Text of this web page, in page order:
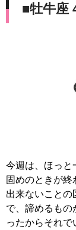
■牡牛座
今週は、ほっと
固めのときが終
出来ないことの
で、諦めるもの
ったからそれで